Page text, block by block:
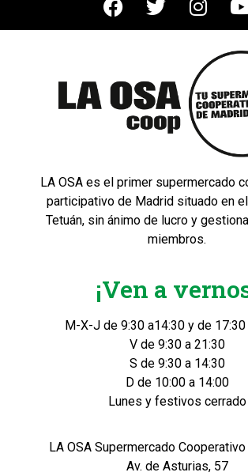
LA OSA es el primer supermercado
participativo de Madrid situado en
Tetuán, sin ánimo de lucro y
miembros.
¡Ven a
M-X-J de 9:30 a14:30 y de 17:30
V de 9:30 a 21:30
S de 9:30 a 14:30
D de 10:00 a 14:00
Lunes y festivos cerrado
LA OSA Supermercado
Av. de Asturias, 57